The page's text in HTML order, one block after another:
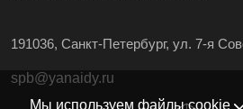
Мы используем файлы cookie
191036, Санкт-Петербург, ул. 7-я
spb@yanaidy.ru